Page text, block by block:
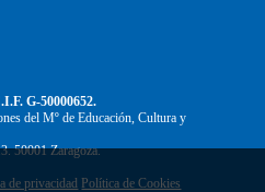
G-50000652.
del Mº de Educación, Cultura y
50001 Zaragoza.
de privacidad Política de Cookies